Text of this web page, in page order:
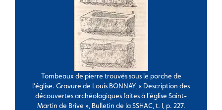
Tombeaux de pierre trouvés sous le porche de
l’église. Gravure de Louis BONNAY, « Description des
découvertes archéologiques faites à l’église Saint-
Martin de Brive », Bulletin de la SSHAC, t. I, p. 227.